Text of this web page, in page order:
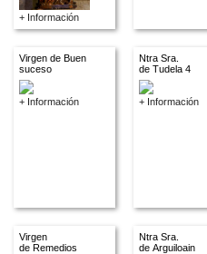
+ Información
Virgen de Buen
suceso
+ Información
Ntra Sra.
de Tudela 4
+ Información
Virgen
de Remedios
Ntra Sra.
de Arguiloain